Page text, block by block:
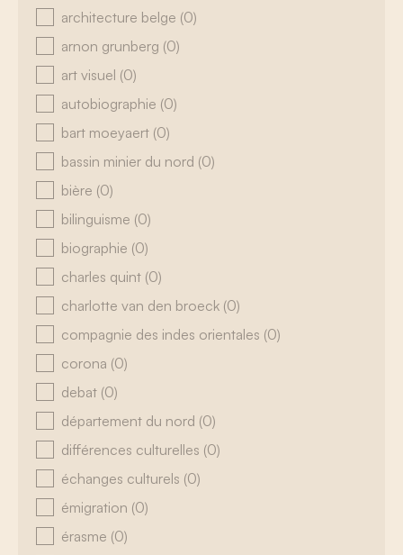
architecture belge (0)
arnon grunberg (0)
art visuel (0)
autobiographie (0)
bart moeyaert (0)
bassin minier du nord (0)
bière (0)
bilinguisme (0)
biographie (0)
charles quint (0)
charlotte van den broeck (0)
compagnie des indes orientales (0)
corona (0)
debat (0)
département du nord (0)
différences culturelles (0)
échanges culturels (0)
émigration (0)
érasme (0)